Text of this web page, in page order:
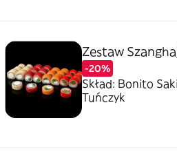
Zestaw
-20%
Skład: Bonito
Tuńczyk